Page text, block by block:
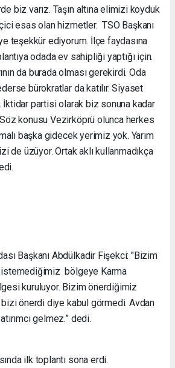
biz varız. Taşın altına elimizi koyduk
esas olan hizmetler. TSO Başkanı
teşekkür ediyorum. İlçe faydasına
odada ev sahipliği yaptığı için.
da burada olması gerekirdi. Oda
bürokratlar da katılır. Siyaset
İktidar partisi olarak biz sonuna kadar
Söz konusu Vezirköprü olunca herkes
başka gidecek yerimiz yok. Yarım
de üzüyor. Ortak aklı kullanmadıkça
Başkanı Abdülkadir Fişekci: "Bizim
bölgeye Karma
kuruluyor. Bizim önerdiğimiz
bizi önerdi diye kabul görmedi. Avdan
gelmez.” dedi.
ilk toplantı sona erdi.